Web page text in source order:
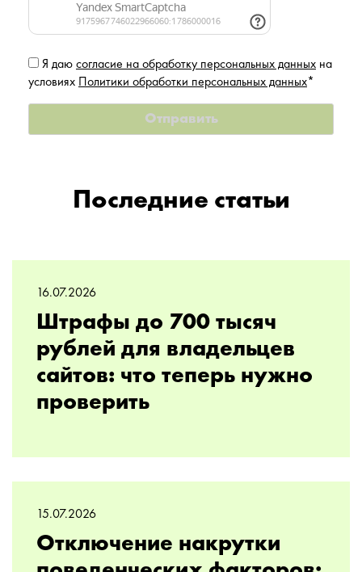
Я даю согласие на обработку персональных данных на
условиях Политики обработки персональных данных*
Последние статьи
16.07.2026
Штрафы до 700 тысяч
рублей для владельцев
сайтов: что теперь нужно
проверить
15.07.2026
Отключение накрутки